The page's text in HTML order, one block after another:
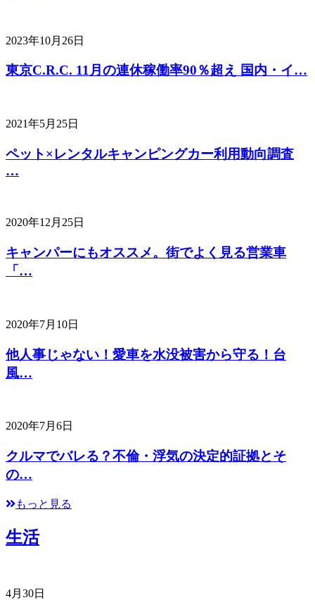
2023年10月26日
東京C.R.C. 11月の連休稼働率90％超え 国内・イ…
2021年5月25日
ペット×レンタルキャンピングカー利用動向調査
…
2020年12月25日
キャンパーにもオススメ。街でよく見る営業車
「…
2020年7月10日
他人事じゃない！愛車を水没被害から守る！台
風…
2020年7月6日
クルマでバレる？不倫・浮気の決定的証拠とそ
の…
もっと見る
生活
4月30日